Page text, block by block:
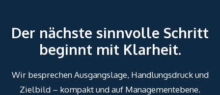
Der nächste sinnvolle Schritt
beginnt mit Klarheit.
Wir besprechen Ausgangslage, Handlungsdruck und
Zielbild – kompakt und auf Managementebene.